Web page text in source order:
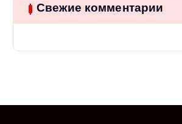
Свежие комментарии